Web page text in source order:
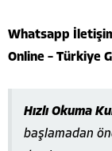
Whatsapp
Online – Türkiye
Hızlı Okuma
başlamadan